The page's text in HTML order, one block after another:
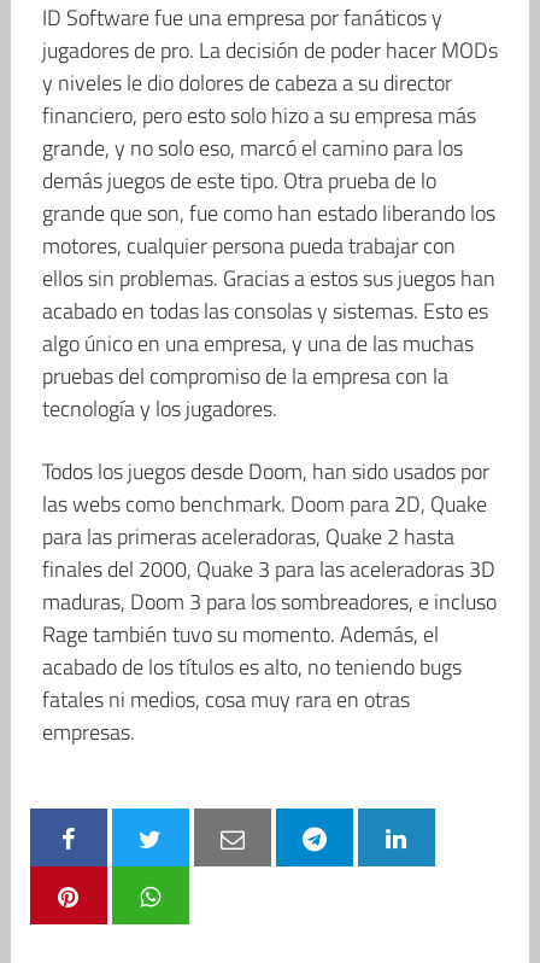
ID Software fue una empresa por fanáticos y
jugadores de pro. La decisión de poder hacer MODs
y niveles le dio dolores de cabeza a su director
financiero, pero esto solo hizo a su empresa más
grande, y no solo eso, marcó el camino para los
demás juegos de este tipo. Otra prueba de lo
grande que son, fue como han estado liberando los
motores, cualquier persona pueda trabajar con
ellos sin problemas. Gracias a estos sus juegos han
acabado en todas las consolas y sistemas. Esto es
algo único en una empresa, y una de las muchas
pruebas del compromiso de la empresa con la
tecnología y los jugadores.
Todos los juegos desde Doom, han sido usados por
las webs como benchmark. Doom para 2D, Quake
para las primeras aceleradoras, Quake 2 hasta
finales del 2000, Quake 3 para las aceleradoras 3D
maduras, Doom 3 para los sombreadores, e incluso
Rage también tuvo su momento. Además, el
acabado de los títulos es alto, no teniendo bugs
fatales ni medios, cosa muy rara en otras
empresas.